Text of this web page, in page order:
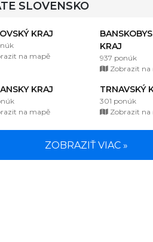
SLOVENSKO
KRAJ
na mapě
KRAJ
937 ponúk
Zobrazit na
KRAJ
na mapě
TRNAVSKÝ
301 ponúk
Zobrazit na
ZOBRAZIŤ VIAC »